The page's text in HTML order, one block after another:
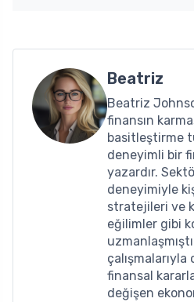
Beatriz
Beatriz
finansın
basitleştirme
deneyimli bir
yazardır.
deneyimiyle
stratejileri ve
eğilimler gibi
finansal
değişen